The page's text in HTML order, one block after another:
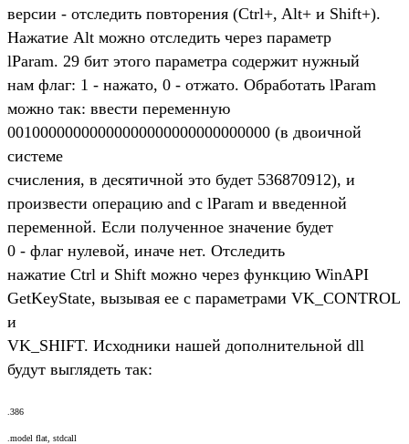
версии - отследить повторения (Ctrl+, Alt+ и Shift+).
Нажатие Alt можно отследить через параметр
lParam. 29 бит этого параметра содержит нужный
нам флаг: 1 - нажато, 0 - отжато. Обработать lParam
можно так: ввести переменную
00100000000000000000000000000000 (в двоичной
системе
счисления, в десятичной это будет 536870912), и
произвести операцию and с lParam и введенной
переменной. Если полученное значение будет
0 - флаг нулевой, иначе нет. Отследить
нажатие Ctrl и Shift можно через функцию WinAPI
GetKeyState, вызывая ее с параметрами VK_CONTROL
и
VK_SHIFT. Исходники нашей дополнительной dll
будут выглядеть так:
.386
.model flat, stdcall